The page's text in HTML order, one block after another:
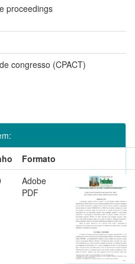
proceedings
congresso (CPACT)
Formato
Adobe
PDF